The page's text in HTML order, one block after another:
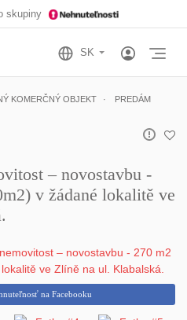
skupiny
KOMERČNÝ OBJEKT PREDÁM
– novostavbu -
v žádané lokalitě ve
na Facebooku